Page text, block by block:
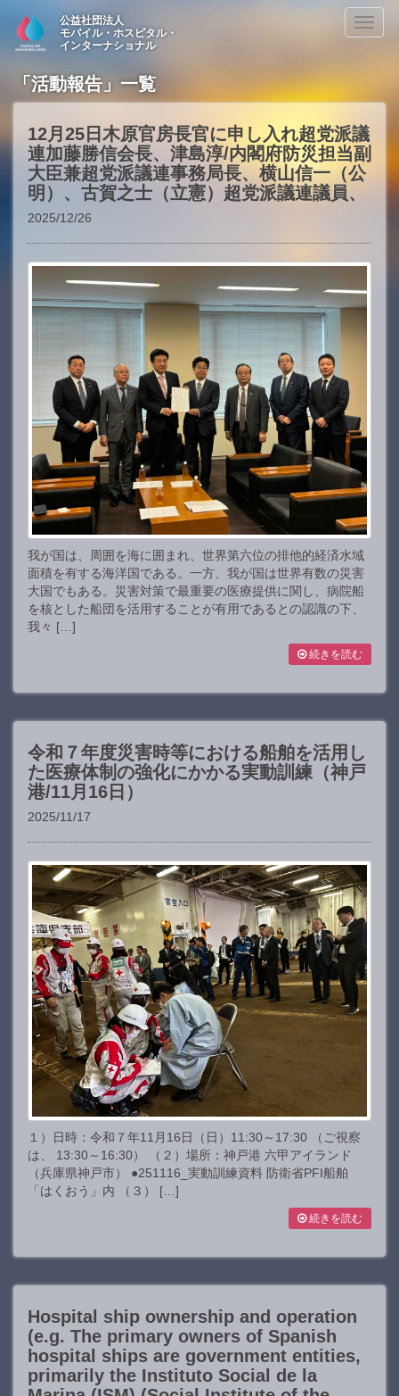
公益社団法人
モバイル・ホスピタル・
インターナショナル
「活動報告」一覧
12月25日木原官房長官に申し入れ超党派議
連加藤勝信会長、津島淳/内閣府防災担当副
大臣兼超党派議連事務局長、横山信一（公
明）、古賀之士（立憲）超党派議連議員、
2025/12/26
我が国は、周囲を海に囲まれ、世界第六位の排他的経済水域
面積を有する海洋国である。一方、我が国は世界有数の災害
大国でもある。災害対策で最重要の医療提供に関し、病院船
を核とした船団を活用することが有用であるとの認識の下、
我々 […]
続きを読む
令和７年度災害時等における船舶を活用し
た医療体制の強化にかかる実動訓練（神戸
港/11月16日）
2025/11/17
１）日時：令和７年11月16日（日）11:30～17:30 （ご視察
は、 13:30～16:30） （２）場所：神戸港 六甲アイランド
（兵庫県神戸市） ●251116_実動訓練資料 防衛省PFI船舶
「はくおう」内 （３） […]
続きを読む
Hospital ship ownership and operation
(e.g. The primary owners of Spanish
hospital ships are government entities,
primarily the Instituto Social de la